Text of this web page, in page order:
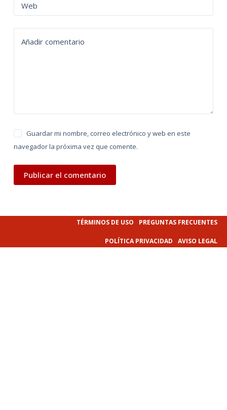
Web
Añadir comentario
Guardar mi nombre, correo electrónico y web en este
navegador la próxima vez que comente.
Publicar el comentario
a
t
TÉRMINOS DE USO PREGUNTAS FRECUENTES
POLÍTICA PRIVACIDAD AVISO LEGAL